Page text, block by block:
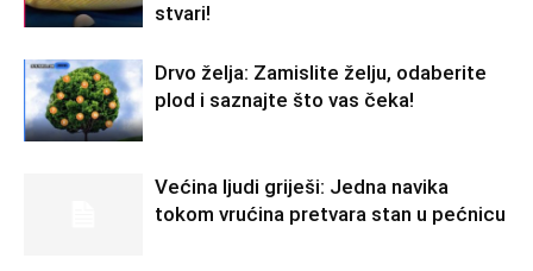
stvari!
Drvo želja: Zamislite želju, odaberite
plod i saznajte što vas čeka!
Većina ljudi griješi: Jedna navika
tokom vrućina pretvara stan u pećnicu